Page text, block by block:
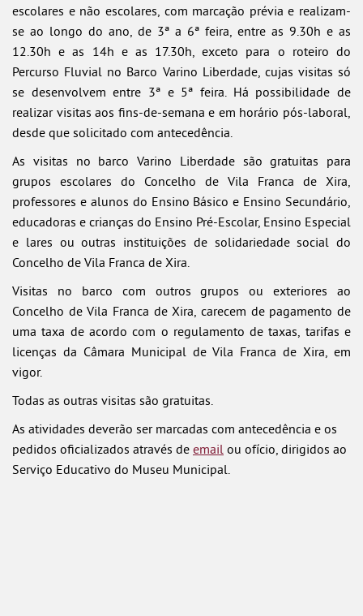
escolares e não escolares, com marcação prévia e realizam-
se ao longo do ano, de 3ª a 6ª feira, entre as 9.30h e as
12.30h e as 14h e as 17.30h, exceto para o roteiro do
Percurso Fluvial no Barco Varino Liberdade, cujas visitas só
se desenvolvem entre 3ª e 5ª feira. Há possibilidade de
realizar visitas aos fins-de-semana e em horário pós-laboral,
desde que solicitado com antecedência.
As visitas no barco Varino Liberdade são gratuitas para
grupos escolares do Concelho de Vila Franca de Xira,
professores e alunos do Ensino Básico e Ensino Secundário,
educadoras e crianças do Ensino Pré-Escolar, Ensino Especial
e lares ou outras instituições de solidariedade social do
Concelho de Vila Franca de Xira.
Visitas no barco com outros grupos ou exteriores ao
Concelho de Vila Franca de Xira, carecem de pagamento de
uma taxa de acordo com o regulamento de taxas, tarifas e
licenças da Câmara Municipal de Vila Franca de Xira, em
vigor.
Todas as outras visitas são gratuitas.
As atividades deverão ser marcadas com antecedência e os
pedidos oficializados através de email ou ofício, dirigidos ao
Serviço Educativo do Museu Municipal.